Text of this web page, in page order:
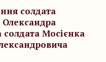
солдата
солдата Мосієнка